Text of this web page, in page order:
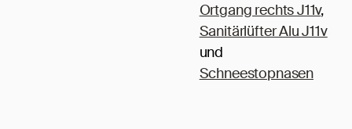
Ortgang rechts J11v,
Sanitärlüfter Alu J11v
und
Schneestopnasen